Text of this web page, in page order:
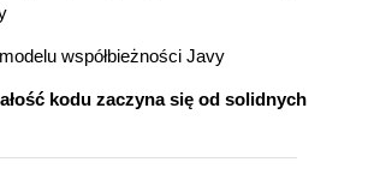
współbieżności Javy
kodu zaczyna się od solidnych